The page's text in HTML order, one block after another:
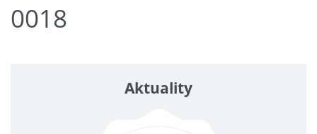
0018
Aktuality